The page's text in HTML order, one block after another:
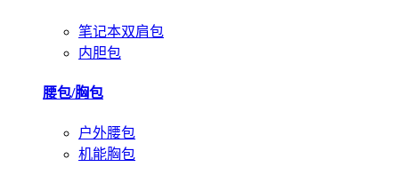
笔记本双肩包
内胆包
腰包/胸包
户外腰包
机能胸包